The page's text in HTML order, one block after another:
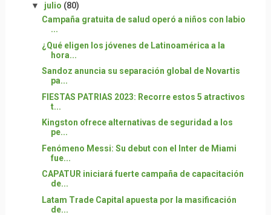
▼ julio (80)
Campaña gratuita de salud operó a niños con labio
...
¿Qué eligen los jóvenes de Latinoamérica a la
hora...
Sandoz anuncia su separación global de Novartis
pa...
FIESTAS PATRIAS 2023: Recorre estos 5 atractivos
t...
Kingston ofrece alternativas de seguridad a los
pe...
Fenómeno Messi: Su debut con el Inter de Miami
fue...
CAPATUR iniciará fuerte campaña de capacitación
de...
Latam Trade Capital apuesta por la masificación
de...